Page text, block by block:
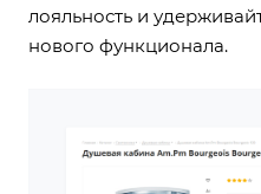
лояльность и
нового функционала.